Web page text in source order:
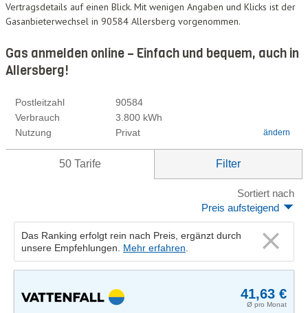
Vertragsdetails auf einen Blick. Mit wenigen Angaben und Klicks ist der
Gasanbieterwechsel in 90584 Allersberg vorgenommen.
Gas anmelden online – Einfach und bequem, auch in
Allersberg!